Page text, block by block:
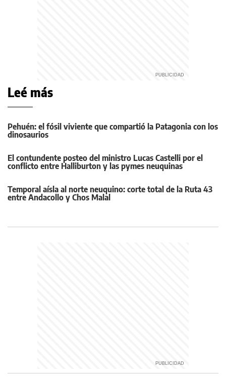
Leé más
Pehuén: el fósil viviente que compartió la Patagonia con los
dinosaurios
El contundente posteo del ministro Lucas Castelli por el
conflicto entre Halliburton y las pymes neuquinas
Temporal aísla al norte neuquino: corte total de la Ruta 43
entre Andacollo y Chos Malal